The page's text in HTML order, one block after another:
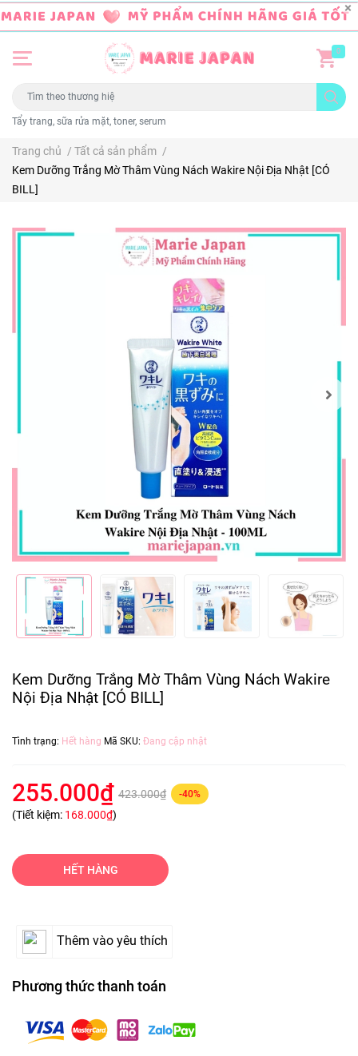
Tẩy trang, sữa rửa mặt, toner, serum
0
Trang chủ / Tất cả sản phẩm /
Kem Dưỡng Trắng Mờ Thâm Vùng Nách Wakire Nội Địa Nhật [CÓ
BILL]
Kem Dưỡng Trắng Mờ Thâm Vùng Nách Wakire
Nội Địa Nhật [CÓ BILL]
Tình trạng: Hết hàng Mã SKU: Đang cập nhật
255.000₫ 423.000₫ -40%
(Tiết kiệm: 168.000₫)
HẾT HÀNG
Thêm vào yêu thích
Phương thức thanh toán